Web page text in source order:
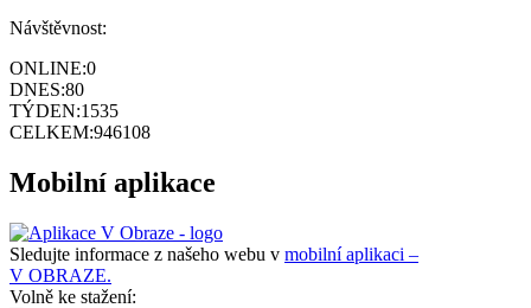
Návštěvnost:
ONLINE:0
DNES:80
TÝDEN:1535
CELKEM:946108
Mobilní aplikace
Sledujte informace z našeho webu v mobilní aplikaci –
V OBRAZE.
Volně ke stažení: